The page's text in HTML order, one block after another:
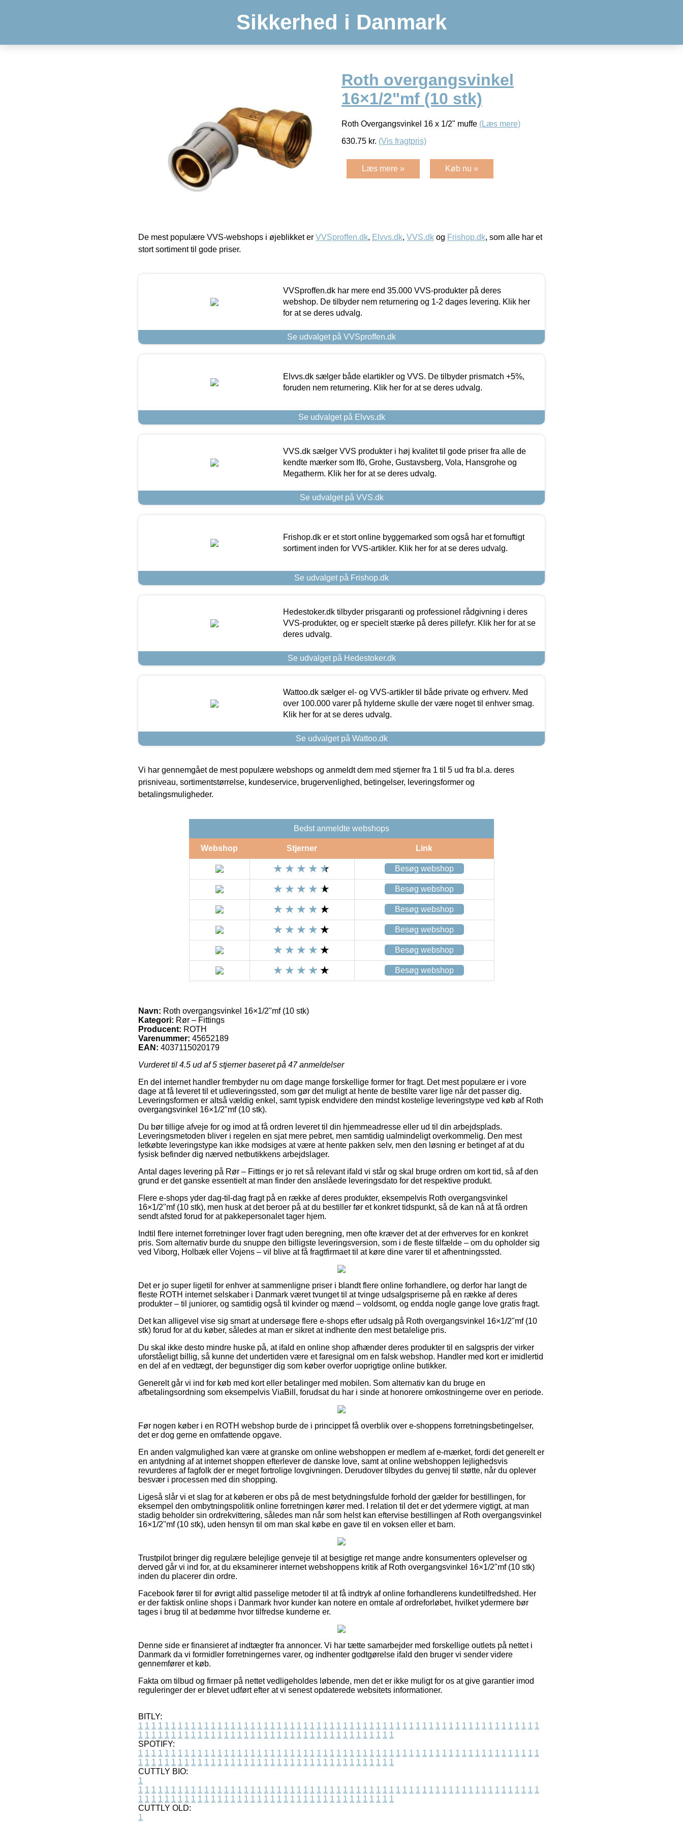
Sikkerhed i Danmark
Roth overgangsvinkel
16×1/2"mf (10 stk)
Roth Overgangsvinkel 16 x 1/2" muffe (Læs mere)
630.75 kr. (Vis fragtpris)
Læs mere » Køb nu »
De mest populære VVS-webshops i øjeblikket er VVSproffen.dk, Elvvs.dk, VVS.dk og Frishop.dk, som alle har et
stort sortiment til gode priser.
VVSproffen.dk har mere end 35.000 VVS-produkter på deres
webshop. De tilbyder nem returnering og 1-2 dages levering. Klik her
for at se deres udvalg.
Se udvalget på VVSproffen.dk
Elvvs.dk sælger både elartikler og VVS. De tilbyder prismatch +5%,
foruden nem returnering. Klik her for at se deres udvalg.
Se udvalget på Elvvs.dk
VVS.dk sælger VVS produkter i høj kvalitet til gode priser fra alle de
kendte mærker som Ifö, Grohe, Gustavsberg, Vola, Hansgrohe og
Megatherm. Klik her for at se deres udvalg.
Se udvalget på VVS.dk
Frishop.dk er et stort online byggemarked som også har et fornuftigt
sortiment inden for VVS-artikler. Klik her for at se deres udvalg.
Se udvalget på Frishop.dk
Hedestoker.dk tilbyder prisgaranti og professionel rådgivning i deres
VVS-produkter, og er specielt stærke på deres pillefyr. Klik her for at se
deres udvalg.
Se udvalget på Hedestoker.dk
Wattoo.dk sælger el- og VVS-artikler til både private og erhverv. Med
over 100.000 varer på hylderne skulle der være noget til enhver smag.
Klik her for at se deres udvalg.
Se udvalget på Wattoo.dk
Vi har gennemgået de mest populære webshops og anmeldt dem med stjerner fra 1 til 5 ud fra bl.a. deres
prisniveau, sortimentstørrelse, kundeservice, brugervenlighed, betingelser, leveringsformer og
betalingsmuligheder.
Bedst anmeldte webshops
Webshop Stjerner Link
Besøg webshop
Besøg webshop
Besøg webshop
Besøg webshop
Besøg webshop
Besøg webshop
Navn: Roth overgangsvinkel 16×1/2"mf (10 stk)
Kategori: Rør – Fittings
Producent: ROTH
Varenummer: 45652189
EAN: 4037115020179
Vurderet til 4.5 ud af 5 stjerner baseret på 47anmeldelser
En del internet handler frembyder nu om dage mange forskellige former for fragt. Det mest populære er i vore
dage at få leveret til et udleveringssted, som gør det muligt at hente de bestilte varer lige når det passer dig.
Leveringsformen er altså vældig enkel, samt typisk endvidere den mindst kostelige leveringstype ved køb af Roth
overgangsvinkel 16×1/2"mf (10 stk).
Du bør tillige afveje for og imod at få ordren leveret til din hjemmeadresse eller ud til din arbejdsplads.
Leveringsmetoden bliver i regelen en sjat mere pebret, men samtidig ualmindeligt overkommelig. Den mest
letkøbte leveringstype kan ikke modsiges at være at hente pakken selv, men den løsning er betinget af at du
fysisk befinder dig nærved netbutikkens arbejdslager.
Antal dages levering på Rør – Fittings er jo ret så relevant ifald vi står og skal bruge ordren om kort tid, så af den
grund er det ganske essentielt at man finder den anslåede leveringsdato for det respektive produkt.
Flere e-shops yder dag-til-dag fragt på en række af deres produkter, eksempelvis Roth overgangsvinkel
16×1/2"mf (10 stk), men husk at det beroer på at du bestiller før et konkret tidspunkt, så de kan nå at få ordren
sendt afsted forud for at pakkepersonalet tager hjem.
Indtil flere internet forretninger lover fragt uden beregning, men ofte kræver det at der erhverves for en konkret
pris. Som alternativ burde du snuppe den billigste leveringsversion, som i de fleste tilfælde – om du opholder sig
ved Viborg, Holbæk eller Vojens – vil blive at få fragtfirmaet til at køre dine varer til et afhentningssted.
Det er jo super ligetil for enhver at sammenligne priser i blandt flere online forhandlere, og derfor har langt de
fleste ROTH internet selskaber i Danmark været tvunget til at tvinge udsalgspriserne på en række af deres
produkter – til juniorer, og samtidig også til kvinder og mænd – voldsomt, og endda nogle gange love gratis fragt.
Det kan alligevel vise sig smart at undersøge flere e-shops efter udsalg på Roth overgangsvinkel 16×1/2"mf (10
stk) forud for at du køber, således at man er sikret at indhente den mest betalelige pris.
Du skal ikke desto mindre huske på, at ifald en online shop afhænder deres produkter til en salgspris der virker
uforståeligt billig, så kunne det undertiden være et faresignal om en falsk webshop. Handler med kort er imidlertid
en del af en vedtægt, der begunstiger dig som køber overfor uoprigtige online butikker.
Generelt går vi ind for køb med kort eller betalinger med mobilen. Som alternativ kan du bruge en
afbetalingsordning som eksempelvis ViaBill, forudsat du har i sinde at honorere omkostningerne over en periode.
Før nogen køber i en ROTH webshop burde de i princippet få overblik over e-shoppens forretningsbetingelser,
det er dog gerne en omfattende opgave.
En anden valgmulighed kan være at granske om online webshoppen er medlem af e-mærket, fordi det generelt er
en antydning af at internet shoppen efterlever de danske love, samt at online webshoppen lejlighedsvis
revurderes af fagfolk der er meget fortrolige lovgivningen. Derudover tilbydes du genvej til støtte, når du oplever
besvær i processen med din shopping.
Ligeså slår vi et slag for at køberen er obs på de mest betydningsfulde forhold der gælder for bestillingen, for
eksempel den ombytningspolitik online forretningen kører med. I relation til det er det ydermere vigtigt, at man
stadig beholder sin ordrekvittering, således man når som helst kan eftervise bestillingen af Roth overgangsvinkel
16×1/2"mf (10 stk), uden hensyn til om man skal købe en gave til en voksen eller et barn.
Trustpilot bringer dig regulære belejlige genveje til at besigtige ret mange andre konsumenters oplevelser og
derved går vi ind for, at du eksaminerer internet webshoppens kritik af Roth overgangsvinkel 16×1/2"mf (10 stk)
inden du placerer din ordre.
Facebook fører til for øvrigt altid passelige metoder til at få indtryk af online forhandlerens kundetilfredshed. Her
er der faktisk online shops i Danmark hvor kunder kan notere en omtale af ordreforløbet, hvilket ydermere bør
tages i brug til at bedømme hvor tilfredse kunderne er.
Denne side er finansieret af indtægter fra annoncer. Vi har tætte samarbejder med forskellige outlets på nettet i
Danmark da vi formidler forretningernes varer, og indhenter godtgørelse ifald den bruger vi sender videre
gennemfører et køb.
Fakta om tilbud og firmaer på nettet vedligeholdes løbende, men det er ikke muligt for os at give garantier imod
reguleringer der er blevet udført efter at vi senest opdaterede websitets informationer.
BITLY:
1 1 1 1 1 1 1 1 1 1 1 1 1 1 1 1 1 1 1 1 1 1 1 1 1 1 1 1 1 1 1 1 1 1 1 1 1 1 1 1 1 1 1 1 1 1 1 1 1 1 1 1 1 1 1 1 1 1 1 1 1
1 1 1 1 1 1 1 1 1 1 1 1 1 1 1 1 1 1 1 1 1 1 1 1 1 1 1 1 1 1 1 1 1 1 1 1 1 1 1
SPOTIFY:
1 1 1 1 1 1 1 1 1 1 1 1 1 1 1 1 1 1 1 1 1 1 1 1 1 1 1 1 1 1 1 1 1 1 1 1 1 1 1 1 1 1 1 1 1 1 1 1 1 1 1 1 1 1 1 1 1 1 1 1 1
1 1 1 1 1 1 1 1 1 1 1 1 1 1 1 1 1 1 1 1 1 1 1 1 1 1 1 1 1 1 1 1 1 1 1 1 1 1 1
CUTTLY BIO:
1
1 1 1 1 1 1 1 1 1 1 1 1 1 1 1 1 1 1 1 1 1 1 1 1 1 1 1 1 1 1 1 1 1 1 1 1 1 1 1 1 1 1 1 1 1 1 1 1 1 1 1 1 1 1 1 1 1 1 1 1 1
1 1 1 1 1 1 1 1 1 1 1 1 1 1 1 1 1 1 1 1 1 1 1 1 1 1 1 1 1 1 1 1 1 1 1 1 1 1 1
CUTTLY OLD:
1